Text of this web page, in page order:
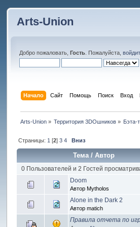
Arts-Union
Добро пожаловать,Гость . Пожалуйста,
Начало Сайт Помощь Поиск Вход
Arts-Union» Территория 3DOшников » Бэта-
Страницы: 1 [2] 3 4 Вниз
Тема/ Автор
0 Пользователей и 2 Гостей
Doom
Автор Mytholos
Alone in the Dark 2
Автор matich
Правила отчета по